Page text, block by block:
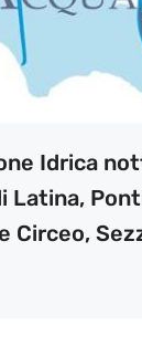
Idrica
Latina,
Circeo,